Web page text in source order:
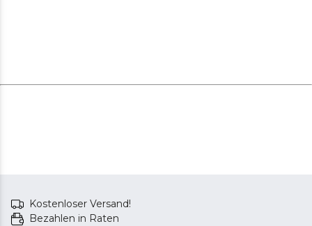
Kostenloser Versand!
Bezahlen in Raten